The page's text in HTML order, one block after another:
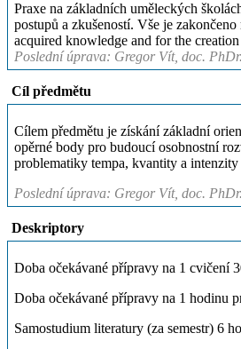
Praxe na základních uměleckých
postupů a zkušeností. Vše je
acquired knowledge and for the
Poslední úprava: Gregor Vít, doc.
Cíl předmětu
Cílem předmětu je získání základní
opěrné body pro budoucí osobnostní
problematiky tempa, kvantity a
Poslední úprava: Gregor Vít, doc.
Deskriptory
Doba očekávané přípravy na 1 cvičení
Doba očekávané přípravy na 1 hodinu
Samostudium literatury (za semestr) 6